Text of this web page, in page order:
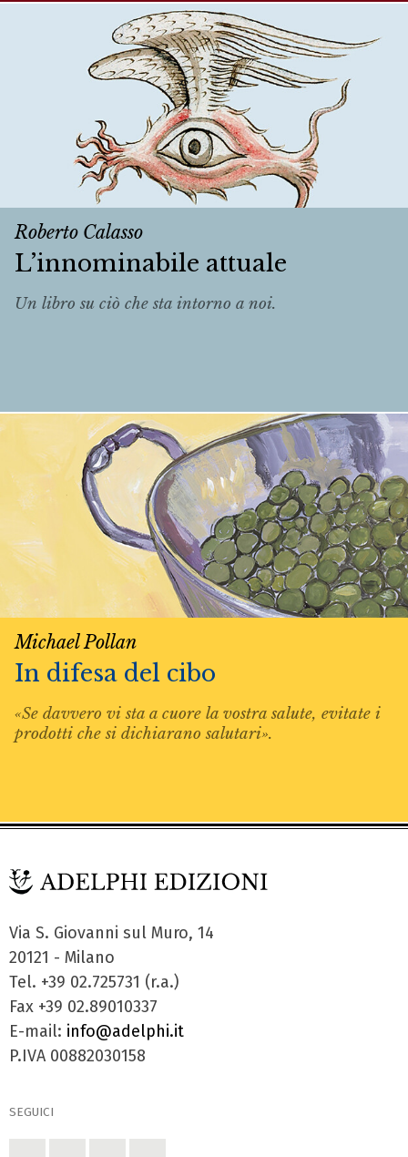
Roberto Calasso
L’innominabile attuale
Un libro su ciò che sta intorno a noi.
Michael Pollan
In difesa del cibo
«Se davvero vi sta a cuore la vostra salute, evitate i
prodotti che si dichiarano salutari».
Via S. Giovanni sul Muro, 14
20121 - Milano
Tel. +39 02.725731 (r.a.)
Fax +39 02.89010337
E-mail: info@adelphi.it
P.IVA 00882030158
SEGUICI